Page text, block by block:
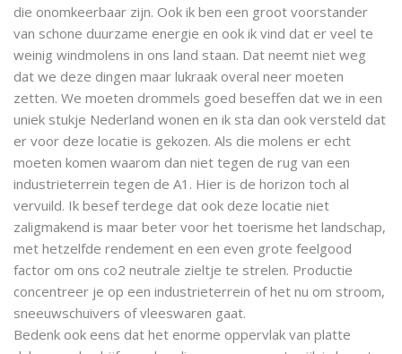
die onomkeerbaar zijn. Ook ik ben een groot voorstander
van schone duurzame energie en ook ik vind dat er veel te
weinig windmolens in ons land staan. Dat neemt niet weg
dat we deze dingen maar lukraak overal neer moeten
zetten. We moeten drommels goed beseffen dat we in een
uniek stukje Nederland wonen en ik sta dan ook versteld dat
er voor deze locatie is gekozen. Als die molens er echt
moeten komen waarom dan niet tegen de rug van een
industrieterrein tegen de A1. Hier is de horizon toch al
vervuild. Ik besef terdege dat ook deze locatie niet
zaligmakend is maar beter voor het toerisme het landschap,
met hetzelfde rendement en een even grote feelgood
factor om ons co2 neutrale zieltje te strelen. Productie
concentreer je op een industrieterrein of het nu om stroom,
sneeuwschuivers of vleeswaren gaat.
Bedenk ook eens dat het enorme oppervlak van platte